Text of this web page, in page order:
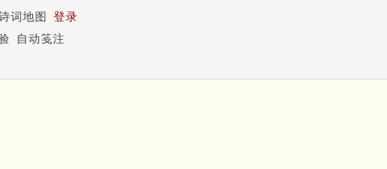
词地图
登录
自动笺注